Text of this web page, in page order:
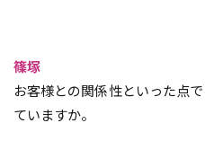
篠塚
お客様との関係性といった点
ていますか。